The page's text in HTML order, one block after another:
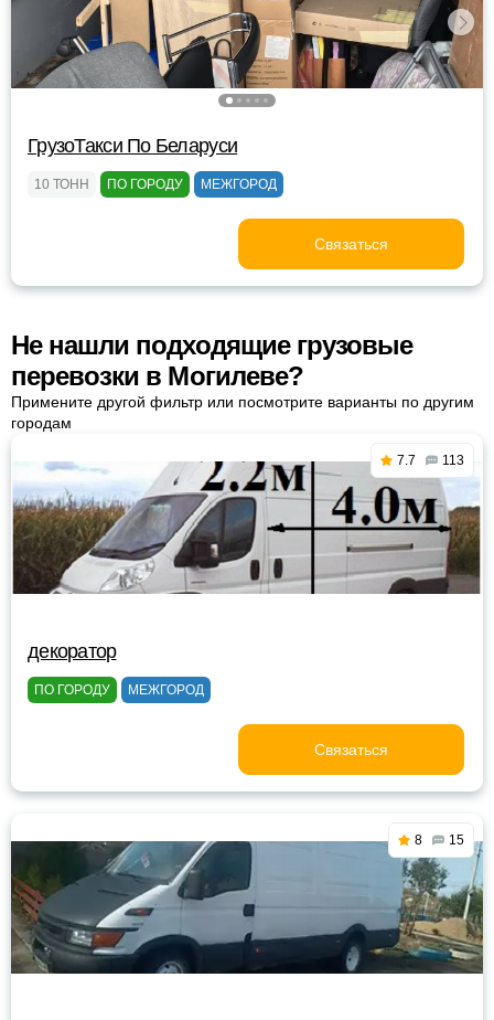
ГрузоТакси По Беларуси
10 ТОНН ПО ГОРОДУ МЕЖГОРОД
Связаться
Не нашли подходящие грузовые
перевозки в Могилеве?
Примените другой фильтр или посмотрите варианты по другим
городам
7.7 113
декоратор
ПО ГОРОДУ МЕЖГОРОД
Связаться
8 15